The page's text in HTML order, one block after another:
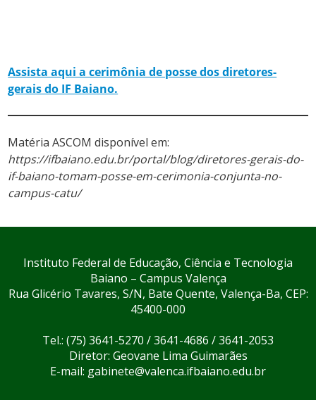
Assista aqui a cerimônia de posse dos diretores-
gerais do IF Baiano.
Matéria ASCOM disponível em:
https://ifbaiano.edu.br/portal/blog/diretores-gerais-do-
if-baiano-tomam-posse-em-cerimonia-conjunta-no-
campus-catu/
Instituto Federal de Educação, Ciência e Tecnologia
Baiano – Campus Valença
Rua Glicério Tavares, S/N, Bate Quente, Valença-Ba, CEP:
45400-000
Tel.: (75) 3641-5270 / 3641-4686 / 3641-2053
Diretor: Geovane Lima Guimarães
E-mail: gabinete@valenca.ifbaiano.edu.br